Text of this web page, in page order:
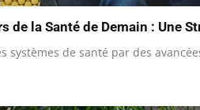
de la Santé de Demain : Une
systèmes de santé par des